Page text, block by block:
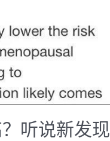
听说新发现